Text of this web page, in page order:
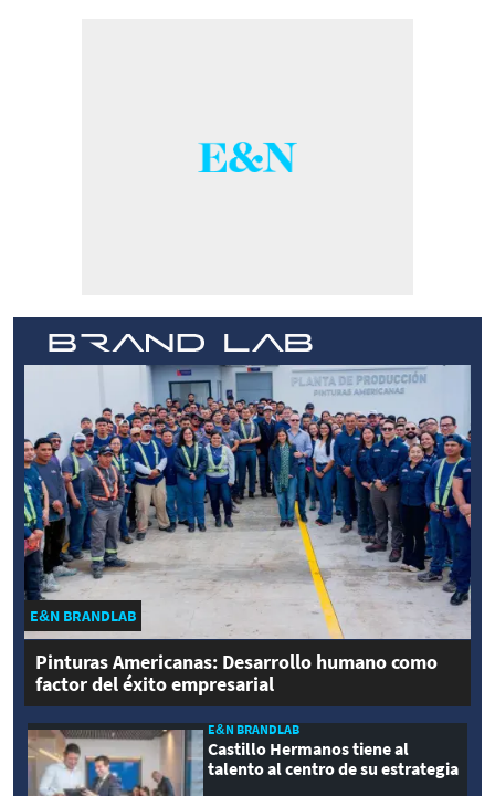
E&N BRANDLAB
Pinturas Americanas: Desarrollo humano como
factor del éxito empresarial
E&N BRANDLAB
Castillo Hermanos tiene al
talento al centro de su estrategia